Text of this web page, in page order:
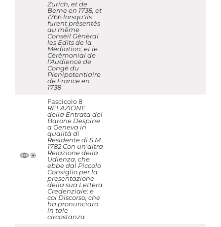
Zurich, et de
Berne en 1738, et
1766 lorsqu'ils
furent prèsentès
au même
Consèil Gènèral
les Edits de la
Mèdiation; et le
Cèrèmonial de
l'Audience de
Congè du
Plenipotentiaire
de France en
1738
Fascicolo 8
RELAZIONE
della Entrata del
Barone Despine
a Geneva in
qualità di
Residente di S.M.
1782 Con un'altra
Relazione della
Udienza, che
ebbe dal Piccolo
Consiglio per la
presentazione
della sua Lettera
Credenziale; e
col Discorso, che
ha pronunciato
in tale
circostanza